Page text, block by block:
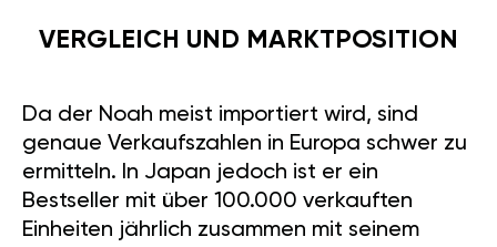
VERGLEICH UND MARKTPOSITION
Da der Noah meist importiert wird, sind
genaue Verkaufszahlen in Europa schwer zu
ermitteln. In Japan jedoch ist er ein
Bestseller mit über 100.000 verkauften
Einheiten jährlich zusammen mit seinem